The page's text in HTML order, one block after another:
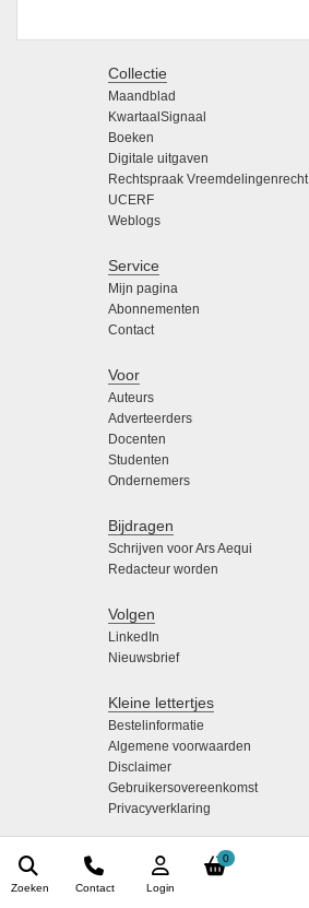
0
Login
Contact
Zoeken
Collectie
Maandblad
KwartaalSignaal
Boeken
Digitale uitgaven
Rechtspraak Vreemdelingenrecht
UCERF
Weblogs
Service
Mijn pagina
Abonnementen
Contact
Voor
Auteurs
Adverteerders
Docenten
Studenten
Ondernemers
Bijdragen
Schrijven voor Ars Aequi
Redacteur worden
Volgen
LinkedIn
Nieuwsbrief
Kleine lettertjes
Bestelinformatie
Algemene voorwaarden
Disclaimer
Gebruikersovereenkomst
Privacyverklaring